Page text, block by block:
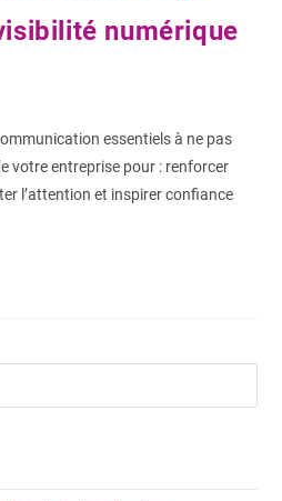
numérique
essentiels à ne pas
votre entreprise pour : renforcer
l’attention et inspirer confiance